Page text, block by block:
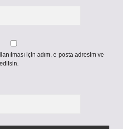
için adım, e-posta adresim ve